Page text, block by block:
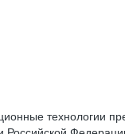
технологии